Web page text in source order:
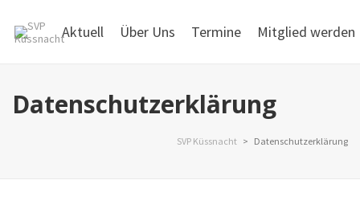
Aktuell Über Uns Termine Mitglied werden
Datenschutzerklärung
SVP Küssnacht > Datenschutzerklärung